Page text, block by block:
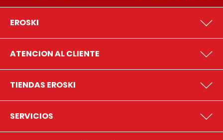
EROSKI
ATENCION AL CLIENTE
TIENDAS EROSKI
SERVICIOS